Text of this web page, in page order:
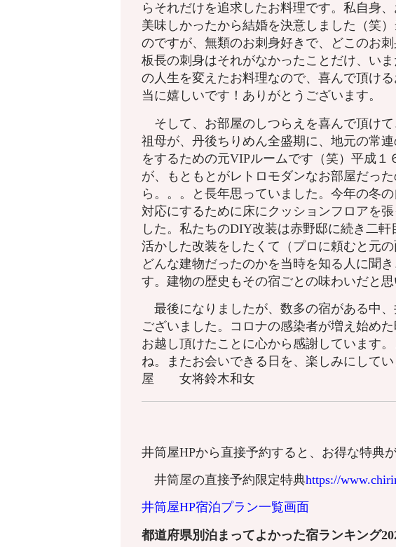
らそれだけを追求したお料理です。私自身
美味しかったから結婚を決意しました（笑
のですが、無類のお刺身好きで、どこのお
板長の刺身はそれがなかったことだけ、い
の人生を変えたお料理なので、喜んで頂け
当に嬉しいです！ありがとうございます。
そして、お部屋のしつらえを喜んで頂け
祖母が、丹後ちりめん全盛期に、地元の常
をするための元VIPルームです（笑）平成
が、もともとがレトロモダンなお部屋だっ
ら。。。と長年思っていました。今年の冬
対応にするために床にクッションフロアを
した。私たちのDIY改装は赤野邸に続き二
活かした改装をしたくて（プロに頼むと元
どんな建物だったのかを当時を知る人に聞
す。建物の歴史もその宿ごとの味わいだと
最後になりましたが、数多の宿がある中
ございました。コロナの感染者が増え始め
お越し頂けたことに心から感謝しています
ね。またお会いできる日を、楽しみにし
屋 女将鈴木和女
井筒屋HPから直接予約すると、お得な特典
井筒屋の直接予約限定特典https://
井筒屋HP宿泊プラン一覧画面
都道府県別泊まってよかった宿ランキング